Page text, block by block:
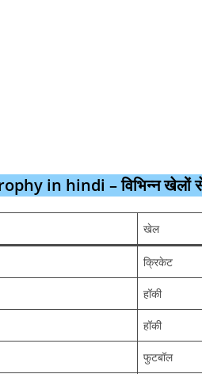
in hindi – विभिन्न खेलों से
खेल
क्रिकेट
हॉकी
हॉकी
फुटबॉल